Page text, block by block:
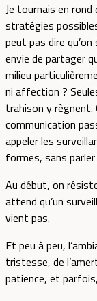
Je tournais en
stratégies
peut pas dire
envie de partager
milieu
ni affection ?
trahison y règnent.
communication
appeler les
formes, sans parler
Au début, on
attend qu’un
vient pas.
Et peu à peu,
tristesse, de
patience, et